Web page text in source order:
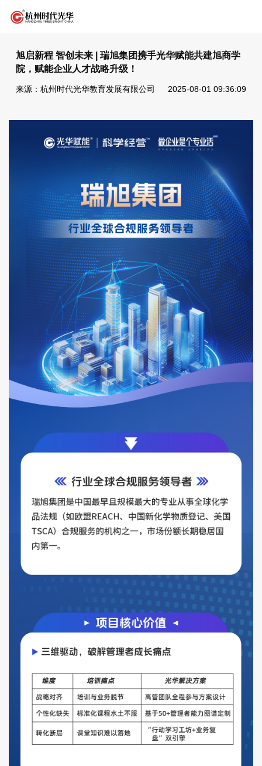
旭启新程 智创未来 | 瑞旭集团携手光华赋能共建旭商学
院，赋能企业人才战略升级！
来源：杭州时代光华教育发展有限公司 2025-08-01 09:36:09